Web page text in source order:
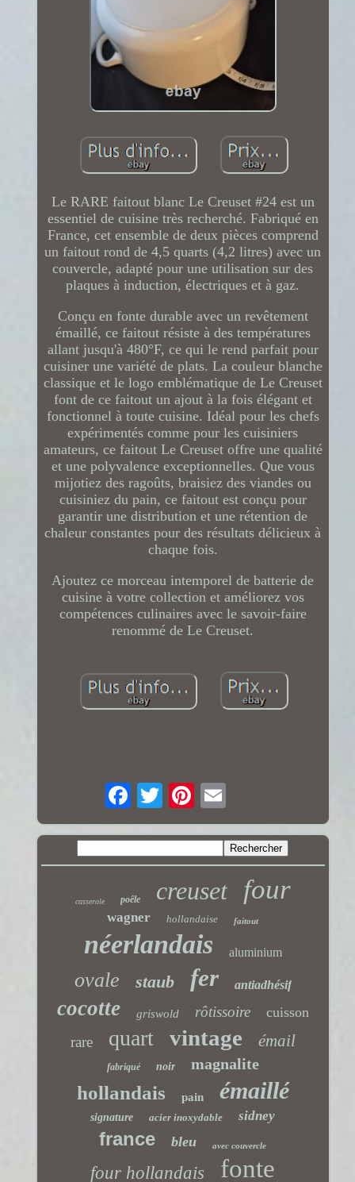
Le RARE faitout blanc Le Creuset #24 est un
essentiel de cuisine très recherché. Fabriqué en
France, cet ensemble de deux pièces comprend
un faitout rond de 4,5 quarts (4,2 litres) avec un
couvercle, adapté pour une utilisation sur des
plaques à induction, électriques et à gaz.
Conçu en fonte durable avec un revêtement
émaillé, ce faitout résiste à des températures
allant jusqu'à 480°F, ce qui le rend parfait pour
cuisiner une variété de plats. La couleur blanche
classique et le logo emblématique de Le Creuset
font de ce faitout un ajout à la fois élégant et
fonctionnel à toute cuisine. Idéal pour les chefs
expérimentés comme pour les cuisiniers
amateurs, ce faitout Le Creuset offre une qualité
et une polyvalence exceptionnelles. Que vous
mijotiez des ragoûts, braisiez des viandes ou
cuisiniez du pain, ce faitout est conçu pour
garantir une distribution et une rétention de
chaleur constantes pour des résultats délicieux à
chaque fois.
Ajoutez ce morceau intemporel de batterie de
cuisine à votre collection et améliorez vos
compétences culinaires avec le savoir-faire
renommé de Le Creuset.
casserole poêle creuset four
wagner hollandaise faitout
néerlandais aluminium
ovale staub fer antiadhésif
cocotte griswold rôtissoire cuisson
rare quart vintage émail
fabriqué noir magnalite
hollandais pain émaillé
signature acier inoxydable sidney
france bleu avec couvercle
four hollandais fonte